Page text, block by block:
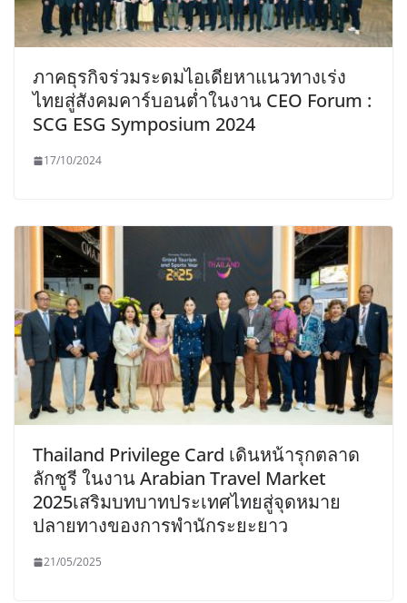
ภาคธุรกิจร่วมระดมไอเดียหาแนวทางเร่ง
ไทยสู่สังคมคาร์บอนต่ำในงาน CEO Forum :
SCG ESG Symposium 2024
17/10/2024
Thailand Privilege Card เดินหน้ารุกตลาด
ลักชูรี ในงาน Arabian Travel Market
2025เสริมบทบาทประเทศไทยสู่จุดหมาย
ปลายทางของการพำนักระยะยาว
21/05/2025